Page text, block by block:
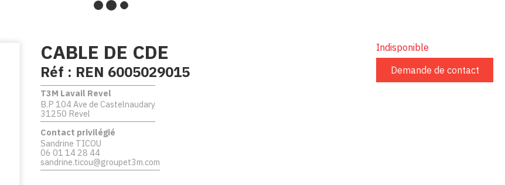
CABLE DE CDE
Réf : REN 6005029015
T3M Lavail Revel
B.P 104 Ave de Castelnaudary
31250 Revel
Contact privilégié
Sandrine TICOU
06 01 14 28 44
sandrine.ticou@groupet3m.com
Indisponible
Demande de contact